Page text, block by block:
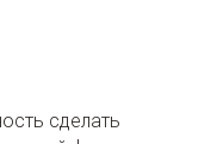
сделать